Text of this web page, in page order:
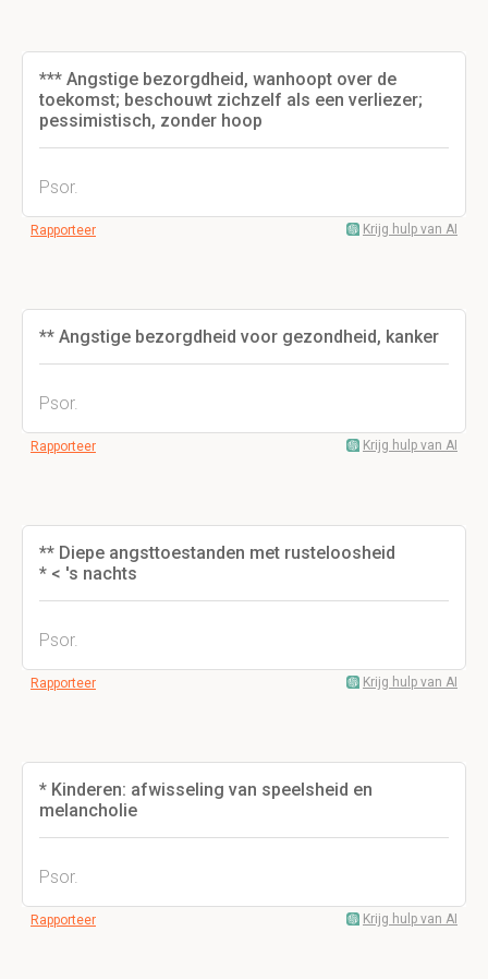
*** Angstige bezorgdheid, wanhoopt over de
toekomst; beschouwt zichzelf als een verliezer;
pessimistisch, zonder hoop
Psor.
Rapporteer Krijg hulp van AI
** Angstige bezorgdheid voor gezondheid, kanker
Psor.
Rapporteer Krijg hulp van AI
** Diepe angsttoestanden met rusteloosheid
* < 's nachts
Psor.
Rapporteer Krijg hulp van AI
* Kinderen: afwisseling van speelsheid en
melancholie
Psor.
Rapporteer Krijg hulp van AI